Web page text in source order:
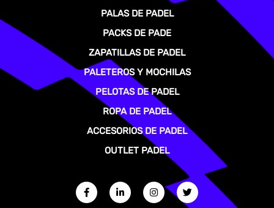
PALAS DE PADEL
PACKS DE PADE
ZAPATILLAS DE PADEL
PALETEROS Y MOCHILAS
PELOTAS DE PADEL
ROPA DE PADEL
ACCESORIOS DE PADEL
OUTLET PADEL